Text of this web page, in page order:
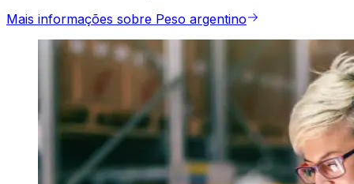
Mais informações sobre Peso argentino